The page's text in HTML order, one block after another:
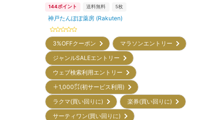
144ポイント 送料無料 5枚
神戸たんぽぽ薬房 (Rakuten)
3%OFFクーポン
マラソンエントリー
ジャンルSALEエントリー
ウェブ検索利用エントリー
＋1,000㌽(初サービス利用)
ラクマ(買い回りに)
楽券(買い回りに)
サーティワン(買い回りに)